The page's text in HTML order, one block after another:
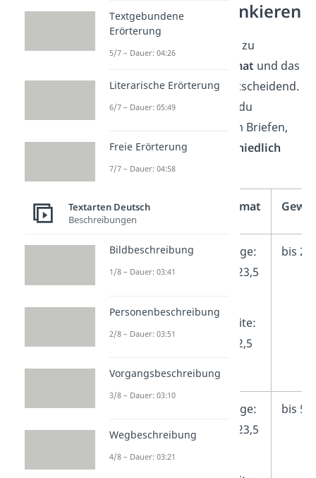
Brief richtig frankieren
richtig zu
Format und das
Gewichtdes Briefes entscheidend.
Hierbei unterscheidest du
von Briefen,
deren Versand
unterschiedlich
viel kostet:
Format
Standardbrief
Länge:
14-23,5
Breite:
9-12,5
bis 20
Länge:
10-23,5
bis 50
Textgebundene
Erörterung
5/7 – Dauer: 04:26
Literarische Erörterung
6/7 – Dauer: 05:49
Freie Erörterung
7/7 – Dauer: 04:58
Textarten Deutsch
Beschreibungen
Bildbeschreibung
1/8 – Dauer: 03:41
Personenbeschreibung
2/8 – Dauer: 03:51
Vorgangsbeschreibung
3/8 – Dauer: 03:10
Wegbeschreibung
4/8 – Dauer: 03:21